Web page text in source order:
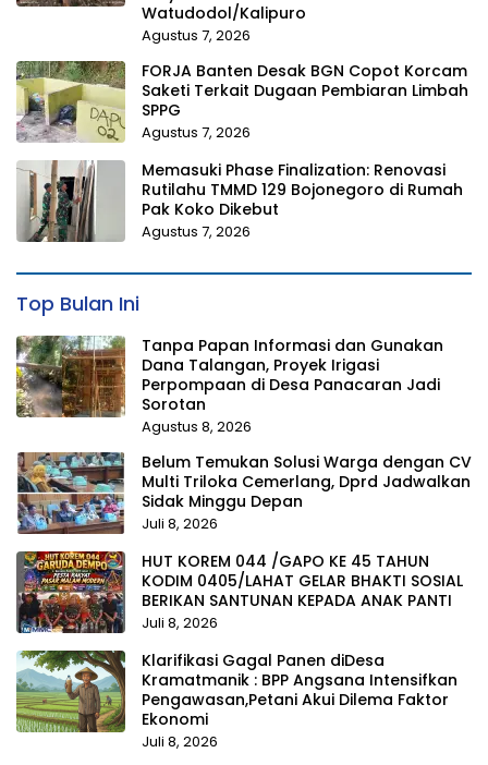
Watudodol/Kalipuro
Agustus 7, 2026
FORJA Banten Desak BGN Copot Korcam
Saketi Terkait Dugaan Pembiaran Limbah
SPPG
Agustus 7, 2026
Memasuki Phase Finalization: Renovasi
Rutilahu TMMD 129 Bojonegoro di Rumah
Pak Koko Dikebut
Agustus 7, 2026
Top Bulan Ini
Tanpa Papan Informasi dan Gunakan
Dana Talangan, Proyek Irigasi
Perpompaan di Desa Panacaran Jadi
Sorotan
Agustus 8, 2026
Belum Temukan Solusi Warga dengan CV
Multi Triloka Cemerlang, Dprd Jadwalkan
Sidak Minggu Depan
Juli 8, 2026
HUT KOREM 044 /GAPO KE 45 TAHUN
KODIM 0405/LAHAT GELAR BHAKTI SOSIAL
BERIKAN SANTUNAN KEPADA ANAK PANTI
Juli 8, 2026
Klarifikasi Gagal Panen diDesa
Kramatmanik : BPP Angsana Intensifkan
Pengawasan,Petani Akui Dilema Faktor
Ekonomi
Juli 8, 2026